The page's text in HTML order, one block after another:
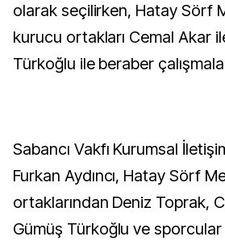
olarak seçilirken, Hatay Sörf
kurucu ortakları Cemal Akar
Türkoğlu ile beraber
Sabancı Vakfı Kurumsal
Furkan Aydıncı, Hatay Sörf
ortaklarından Deniz Toprak,
Gümüş Türkoğlu ve sporcular